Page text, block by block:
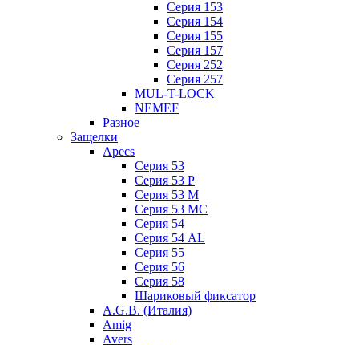
Серия 153
Серия 154
Серия 155
Серия 157
Серия 252
Серия 257
MUL-T-LOCK
NEMEF
Разное
Защелки
Apecs
Серия 53
Серия 53 P
Серия 53 М
Серия 53 МC
Серия 54
Серия 54 AL
Серия 55
Серия 56
Серия 58
Шариковый фиксатор
A.G.B. (Италия)
Amig
Avers